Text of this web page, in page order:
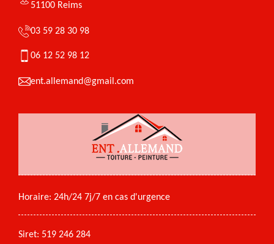
51100 Reims
03 59 28 30 98
06 12 52 98 12
ent.allemand@gmail.com
Horaire: 24h/24 7j/7 en cas d'urgence
Siret: 519 246 284